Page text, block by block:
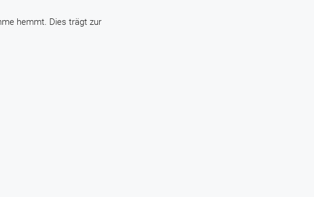
hemmt. Dies trägt zur